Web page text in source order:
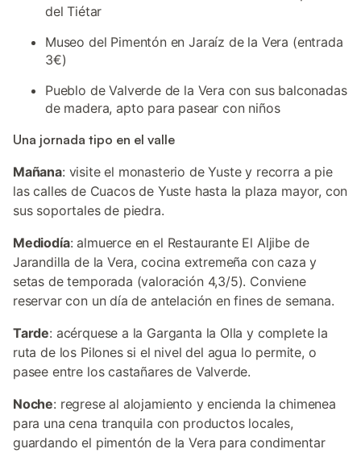
del Tiétar
Museo del Pimentón en Jaraíz de la Vera (entrada
3€)
Pueblo de Valverde de la Vera con sus balconadas
de madera, apto para pasear con niños
Una jornada tipo en el valle
Mañana: visite el monasterio de Yuste y recorra a pie
las calles de Cuacos de Yuste hasta la plaza mayor, con
sus soportales de piedra.
Mediodía: almuerce en el Restaurante El Aljibe de
Jarandilla de la Vera, cocina extremeña con caza y
setas de temporada (valoración 4,3/5). Conviene
reservar con un día de antelación en fines de semana.
Tarde: acérquese a la Garganta la Olla y complete la
ruta de los Pilones si el nivel del agua lo permite, o
pasee entre los castañares de Valverde.
Noche: regrese al alojamiento y encienda la chimenea
para una cena tranquila con productos locales,
guardando el pimentón de la Vera para condimentar